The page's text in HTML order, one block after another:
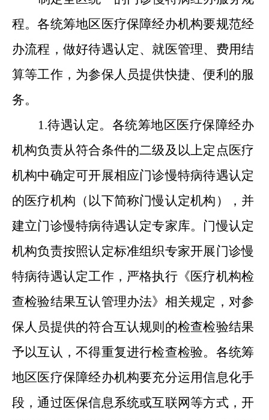
程。各统筹地区医疗保障经办机构要规范经
办流程，做好待遇认定、就医管理、 费用结
算等工作，为参保人员提供快捷、便利的服
务。
1.待遇认定。各统筹地区医疗保障经办
机构负责从符合条件的二级及以上定点医疗
机构中确定可开展相应门诊慢特病待遇认定
的医疗机构（以下简称门慢认定机构），并
建立门诊慢特病待遇认定专家库。门慢认定
机构负责按照认定标准组织专家开展门诊慢
特病待遇认定工作，严格执行《医疗机构检
查检验结果互认管理办法》相关规定，对参
保人员提供的符合互认规则的检查检验结果
予以互认，不得重复进行检查检验。各统筹
地区医疗保障经办机构要充分运用信息化手
段，通过医保信息系统或互联网等方式，开